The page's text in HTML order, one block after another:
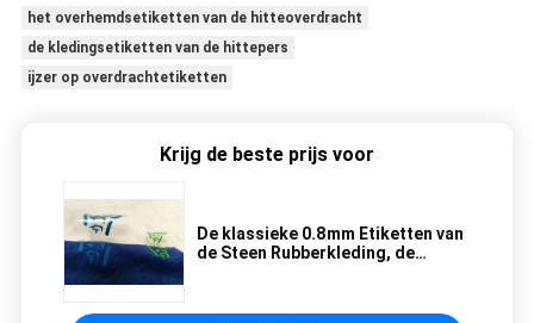
het overhemdsetiketten van de hitteoverdracht
de kledingsetiketten van de hittepers
ijzer op overdrachtetiketten
Krijg de beste prijs voor
De klassieke 0.8mm Etiketten van
de Steen Rubberkleding, de